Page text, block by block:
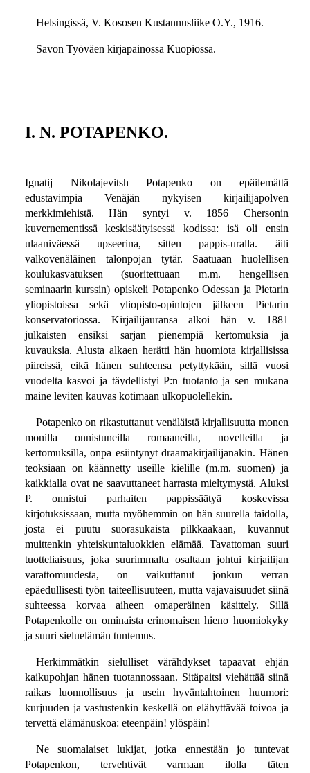
Helsingissä, V. Kososen Kustannusliike O.Y., 1916.
Savon Työväen kirjapainossa Kuopiossa.
I. N. POTAPENKO.
Ignatij Nikolajevitsh Potapenko on epäilemättä
edustavimpia Venäjän nykyisen kirjailijapolven
merkkimiehistä. Hän syntyi v. 1856 Chersonin
kuvernementissä keskisäätyisessä kodissa: isä oli ensin
ulaaniväessä upseerina, sitten pappis-uralla. äiti
valkovenäläinen talonpojan tytär. Saatuaan huolellisen
koulukasvatuksen (suoritettuaan m.m. hengellisen
seminaarin kurssin) opiskeli Potapenko Odessan ja Pietarin
yliopistoissa sekä yliopisto-opintojen jälkeen Pietarin
konservatoriossa. Kirjailijauransa alkoi hän v. 1881
julkaisten ensiksi sarjan pienempiä kertomuksia ja
kuvauksia. Alusta alkaen herätti hän huomiota kirjallisissa
piireissä, eikä hänen suhteensa petyttykään, sillä vuosi
vuodelta kasvoi ja täydellistyi P:n tuotanto ja sen mukana
maine leviten kauvas kotimaan ulkopuolellekin.
Potapenko on rikastuttanut venäläistä kirjallisuutta monen
monilla onnistuneilla romaaneilla, novelleilla ja
kertomuksilla, onpa esiintynyt draamakirjailijanakin. Hänen
teoksiaan on käännetty useille kielille (m.m. suomen) ja
kaikkialla ovat ne saavuttaneet harrasta mieltymystä. Aluksi
P. onnistui parhaiten pappissäätyä koskevissa
kirjotuksissaan, mutta myöhemmin on hän suurella taidolla,
josta ei puutu suorasukaista pilkkaakaan, kuvannut
muittenkin yhteiskuntaluokkien elämää. Tavattoman suuri
tuotteliaisuus, joka suurimmalta osaltaan johtui kirjailijan
varattomuudesta, on vaikuttanut jonkun verran
epäedullisesti työn taiteellisuuteen, mutta vajavaisuudet siinä
suhteessa korvaa aiheen omaperäinen käsittely. Sillä
Potapenkolle on ominaista erinomaisen hieno huomiokyky
ja suuri sieluelämän tuntemus.
Herkimmätkin sielulliset värähdykset tapaavat ehjän
kaikupohjan hänen tuotannossaan. Sitäpaitsi viehättää siinä
raikas luonnollisuus ja usein hyväntahtoinen huumori:
kurjuuden ja vastustenkin keskellä on elähyttävää toivoa ja
tervettä elämänuskoa: eteenpäin! ylöspäin!
Ne suomalaiset lukijat, jotka ennestään jo tuntevat
Potapenkon, tervehtivät varmaan ilolla täten